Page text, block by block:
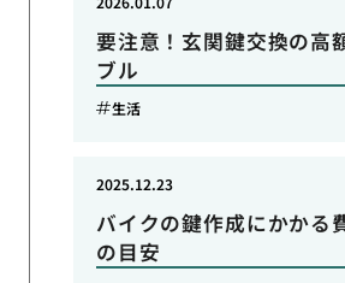
要注意！玄関鍵交換の高
ブル
生活
バイクの鍵作成にかかる
の目安
2025.12.23